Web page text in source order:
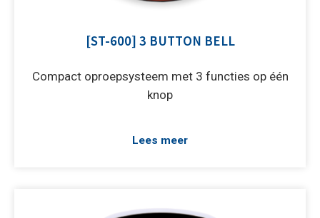
[ST-600] 3 BUTTON BELL
Compact oproepsysteem met 3 functies op één
knop
Lees meer